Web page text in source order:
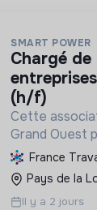
SMART POWER
chargé de développement
(h/f)
Cette
Grand Ouest
énergie,
favorisant
France
Pays de la
Il y a 2 jours